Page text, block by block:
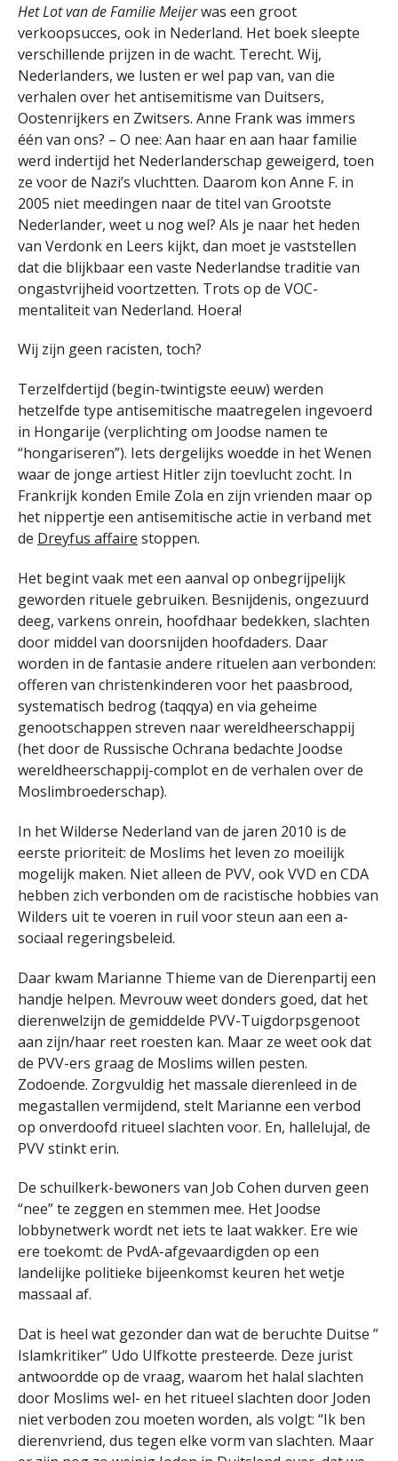
Het Lot van de Familie Meijerwas een groot
verkoopsucces, ook in Nederland. Het boek sleepte
verschillende prijzen in de wacht. Terecht. Wij,
Nederlanders, we lusten er wel pap van, van die
verhalen over het antisemitisme van Duitsers,
Oostenrijkers en Zwitsers. Anne Frank was immers
één van ons? – O nee: Aan haar en aan haar familie
werd indertijd het Nederlanderschap geweigerd, toen
ze voor de Nazi’s vluchtten. Daarom kon Anne F. in
2005 niet meedingen naar de titel van Grootste
Nederlander, weet u nog wel? Als je naar het heden
van Verdonk en Leers kijkt, dan moet je vaststellen
dat die blijkbaar een vaste Nederlandse traditie van
ongastvrijheid voortzetten. Trots op de VOC-
mentaliteit van Nederland. Hoera!
Wij zijn geen racisten, toch?
Terzelfdertijd (begin-twintigste eeuw) werden
hetzelfde type antisemitische maatregelen ingevoerd
in Hongarije (verplichting om Joodse namen te
“hongariseren”). Iets dergelijks woedde in het Wenen
waar de jonge artiest Hitler zijn toevlucht zocht. In
Frankrijk konden Emile Zola en zijn vrienden maar op
het nippertje een antisemitische actie in verband met
de Dreyfus affaire stoppen.
Het begint vaak met een aanval op onbegrijpelijk
geworden rituele gebruiken. Besnijdenis, ongezuurd
deeg, varkens onrein, hoofdhaar bedekken, slachten
door middel van doorsnijden hoofdaders. Daar
worden in de fantasie andere rituelen aan verbonden:
offeren van christenkinderen voor het paasbrood,
systematisch bedrog (taqqya) en via geheime
genootschappen streven naar wereldheerschappij
(het door de Russische Ochrana bedachte Joodse
wereldheerschappij-complot en de verhalen over de
Moslimbroederschap).
In het Wilderse Nederland van de jaren 2010 is de
eerste prioriteit: de Moslims het leven zo moeilijk
mogelijk maken. Niet alleen de PVV, ook VVD en CDA
hebben zich verbonden om de racistische hobbies van
Wilders uit te voeren in ruil voor steun aan een a-
sociaal regeringsbeleid.
Daar kwam Marianne Thieme van de Dierenpartij een
handje helpen. Mevrouw weet donders goed, dat het
dierenwelzijn de gemiddelde PVV-Tuigdorpsgenoot
aan zijn/haar reet roesten kan. Maar ze weet ook dat
de PVV-ers graag de Moslims willen pesten.
Zodoende. Zorgvuldig het massale dierenleed in de
megastallen vermijdend, stelt Marianne een verbod
op onverdoofd ritueel slachten voor. En, halleluja!, de
PVV stinkt erin.
De schuilkerk-bewoners van Job Cohen durven geen
“nee” te zeggen en stemmen mee. Het Joodse
lobbynetwerk wordt net iets te laat wakker. Ere wie
ere toekomt: de PvdA-afgevaardigden op een
landelijke politieke bijeenkomst keuren het wetje
massaal af.
Dat is heel wat gezonder dan wat de beruchte Duitse ”
Islamkritiker” Udo Ulfkotte presteerde. Deze jurist
antwoordde op de vraag, waarom het halal slachten
door Moslims wel- en het ritueel slachten door Joden
niet verboden zou moeten worden, als volgt: “Ik ben
dierenvriend, dus tegen elke vorm van slachten. Maar